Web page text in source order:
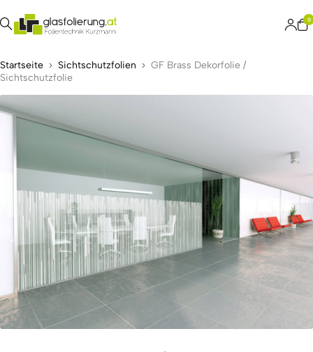
0
Startseite Sichtschutzfolien
GF Brass Dekorfolie /
Sichtschutzfolie